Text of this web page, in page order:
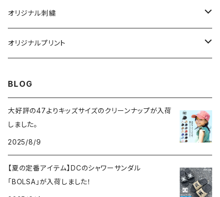
キャップ
ニット帽
小物
ハット
ニューハッタン
キャップ
ハット
オージーブライト
プリント
帽子
Ｔシャツ
帽子
キャップ
ハット
インナーキャップ
衣類
半袖Ｔシャツ
長袖Ｔシャツ
パーカー＆トレーナー
パンツ
タオル
ワッペン
メンテナンス用品
オリジナル刺繍
帽子
キャップ
オリジナルプリント
BLOG
大好評の47よりキッズサイズのクリーンナップが入荷
しました。
2025/8/9
【夏の定番アイテム】DCのシャワーサンダル
「BOLSA」が入荷しました！